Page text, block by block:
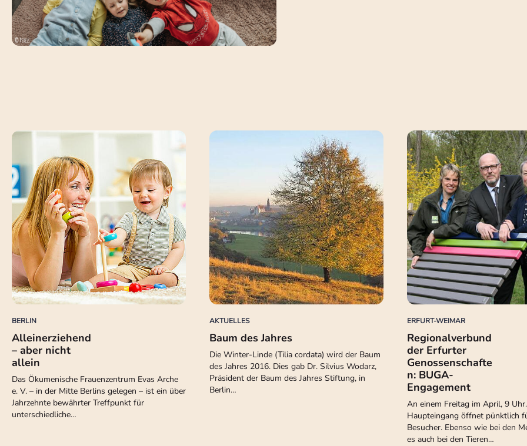
BERLIN
Alleinerziehend
– aber nicht
allein
Das Ökumenische Frauenzentrum Evas Arche
e. V. – in der Mitte Berlins gelegen – ist ein über
Jahrzehnte bewährter Treffpunkt für
unterschiedliche…
AKTUELLES
Baum des Jahres
Die Winter-Linde (Tilia cordata) wird der Baum
des Jahres 2016. Dies gab Dr. Silvius Wodarz,
Präsident der Baum des Jahres Stiftung, in
Berlin…
ERFURT-WEIMAR
Regionalverbund
der Erfurter
Genossenschafte
n: BUGA-
Engagement
An einem Freitag im April, 9
Haupteingang öffnet pünktlich
Besucher. Ebenso wie bei den
es auch bei den Tieren…